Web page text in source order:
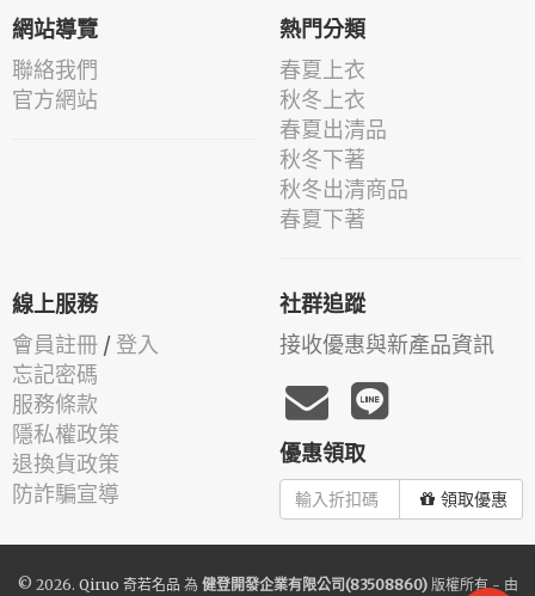
網站導覽
聯絡我們
官方網站
熱門分類
春夏上衣
秋冬上衣
春夏出清品
秋冬下著
秋冬出清商品
春夏下著
線上服務
會員註冊 / 登入
忘記密碼
服務條款
隱私權政策
退換貨政策
防詐騙宣導
社群追蹤
接收優惠與新產品資訊
優惠領取
領取優惠
© 2026. Qiruo 奇若名品 為 健登開發企業有限公司(83508860)版權所有 - 由